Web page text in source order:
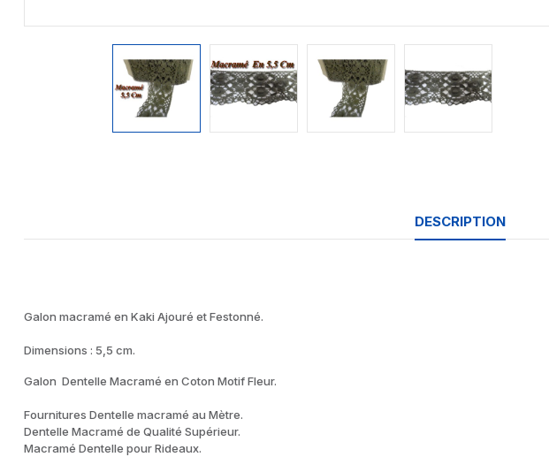
DESCRIPTION
Galon macramé en Kaki Ajouré et Festonné.
Dimensions : 5,5 cm.
Galon Dentelle Macramé en Coton Motif Fleur.
Fournitures Dentelle macramé au Mètre.
Dentelle Macramé de Qualité Supérieur.
Macramé Dentelle pour Rideaux.